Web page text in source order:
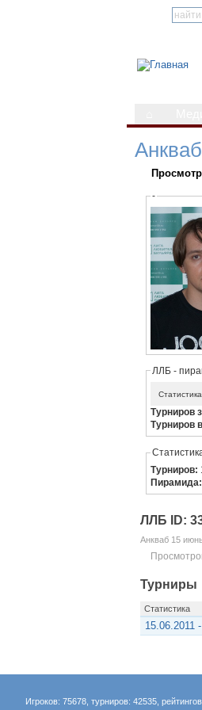
Просмотр
-
ЛЛБ -
Турниров
Турниров
Турниров:
Пирамида:
ЛЛБ ID:
Анкваб 15
Турниры
Статистика
15.06.2011
Игроков: 75678, турниров: 42535,